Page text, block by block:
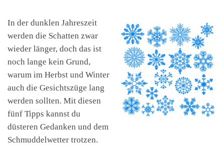
​In der dunklen Jahreszeit
werden die Schatten zwar
wieder länger, doch das ist
noch lange kein Grund,
warum im Herbst und Winter
auch die Gesichtszüge lang
werden sollten. Mit diesen
fünf Tipps kannst du
düsteren Gedanken und dem
Schmuddelwetter trotzen.